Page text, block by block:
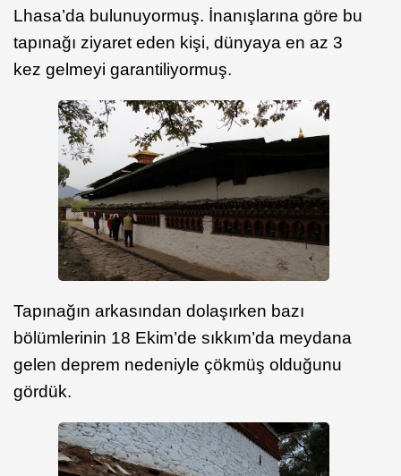
Lhasa’da bulunuyormuş. İnanışlarına göre bu
tapınağı ziyaret eden kişi, dünyaya en az 3
kez gelmeyi garantiliyormuş.
Tapınağın arkasından dolaşırken bazı
bölümlerinin 18 Ekim’de sıkkım’da meydana
gelen deprem nedeniyle çökmüş olduğunu
gördük.